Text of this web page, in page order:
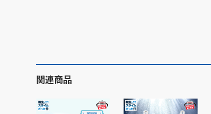
関連商品